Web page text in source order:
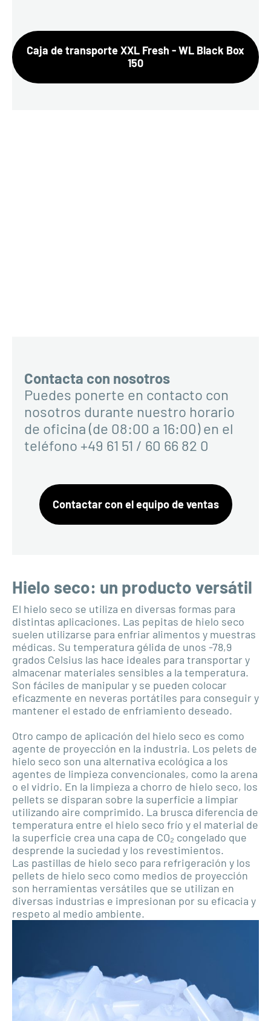
Caja de transporte XXL Fresh - WL Black Box
150
Contacta con nosotros
Puedes ponerte en contacto con
nosotros durante nuestro horario
de oficina (de 08:00 a 16:00) en el
teléfono +49 61 51 / 60 66 82 0
Contactar con el equipo de ventas
Hielo seco: un producto versátil
El hielo seco se utiliza en diversas formas para
distintas aplicaciones. Las pepitas de hielo seco
suelen utilizarse para enfriar alimentos y muestras
médicas. Su temperatura gélida de unos -78,9
grados Celsius las hace ideales para transportar y
almacenar materiales sensibles a la temperatura.
Son fáciles de manipular y se pueden colocar
eficazmente en neveras portátiles para conseguir y
mantener el estado de enfriamiento deseado.
Otro campo de aplicación del hielo seco es como
agente de proyección en la industria. Los pelets de
hielo seco son una alternativa ecológica a los
agentes de limpieza convencionales, como la arena
o el vidrio. En la limpieza a chorro de hielo seco, los
pellets se disparan sobre la superficie a limpiar
utilizando aire comprimido. La brusca diferencia de
temperatura entre el hielo seco frío y el material de
la superficie crea una capa de CO₂ congelado que
desprende la suciedad y los revestimientos.
Las pastillas de hielo seco para refrigeración y los
pellets de hielo seco como medios de proyección
son herramientas versátiles que se utilizan en
diversas industrias e impresionan por su eficacia y
respeto al medio ambiente.